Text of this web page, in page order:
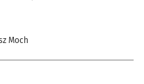
Moch